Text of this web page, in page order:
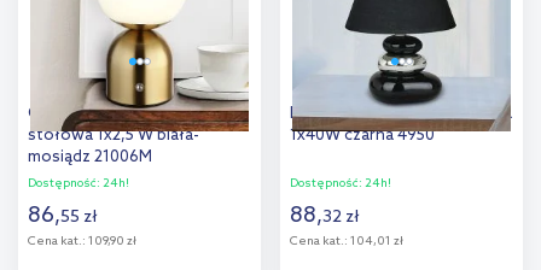
Globo Lighting Julsy lampa
stołowa 1x2,5 W biała-
mosiądz 21006M
Dostępność: 24h!
86,55 zł
Cena kat.: 109,90 zł
Rabalux Salem lampa stołowa
1x40W czarna 4950
Dostępność: 24h!
88,32 zł
Cena kat.: 104,01 zł